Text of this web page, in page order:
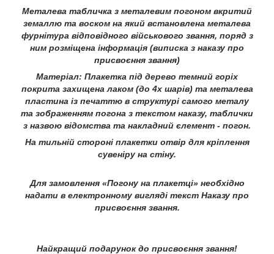
Металева табличка з металевим погоном вкритий
земаллю та воском на який встановлена металева
фурнітура відповідного військового звання, поряд з
ним розміщена інформація (виписка з наказу про
присвоєння звання)
Матеріал: Плакетка під дерево темний горіх
покрита захищена лаком (до 4х шарів) та металева
пластина із печаттю в структурі самого металу
та зображенням погона з текстом наказу, таблички
з назвою відомства та накладний єлемент - погон.
На тильній стороні плакетки отвір для кріплення
сувеніру на стіну.
Для замовлення «Погону на плакетці» необхідно
надати в електронному вигляді текст Наказу про
присвоєння звання.
Найкращий подарунок до присвоєння звання!